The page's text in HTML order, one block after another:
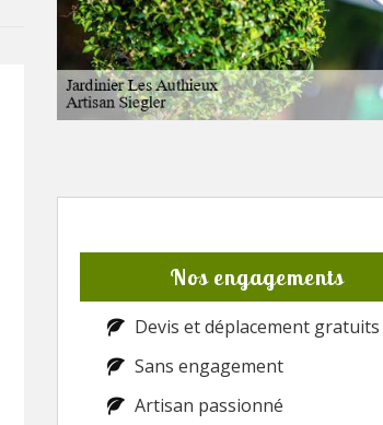
Nos engagements
Devis et déplacement gratuits
Sans engagement
Artisan passionné